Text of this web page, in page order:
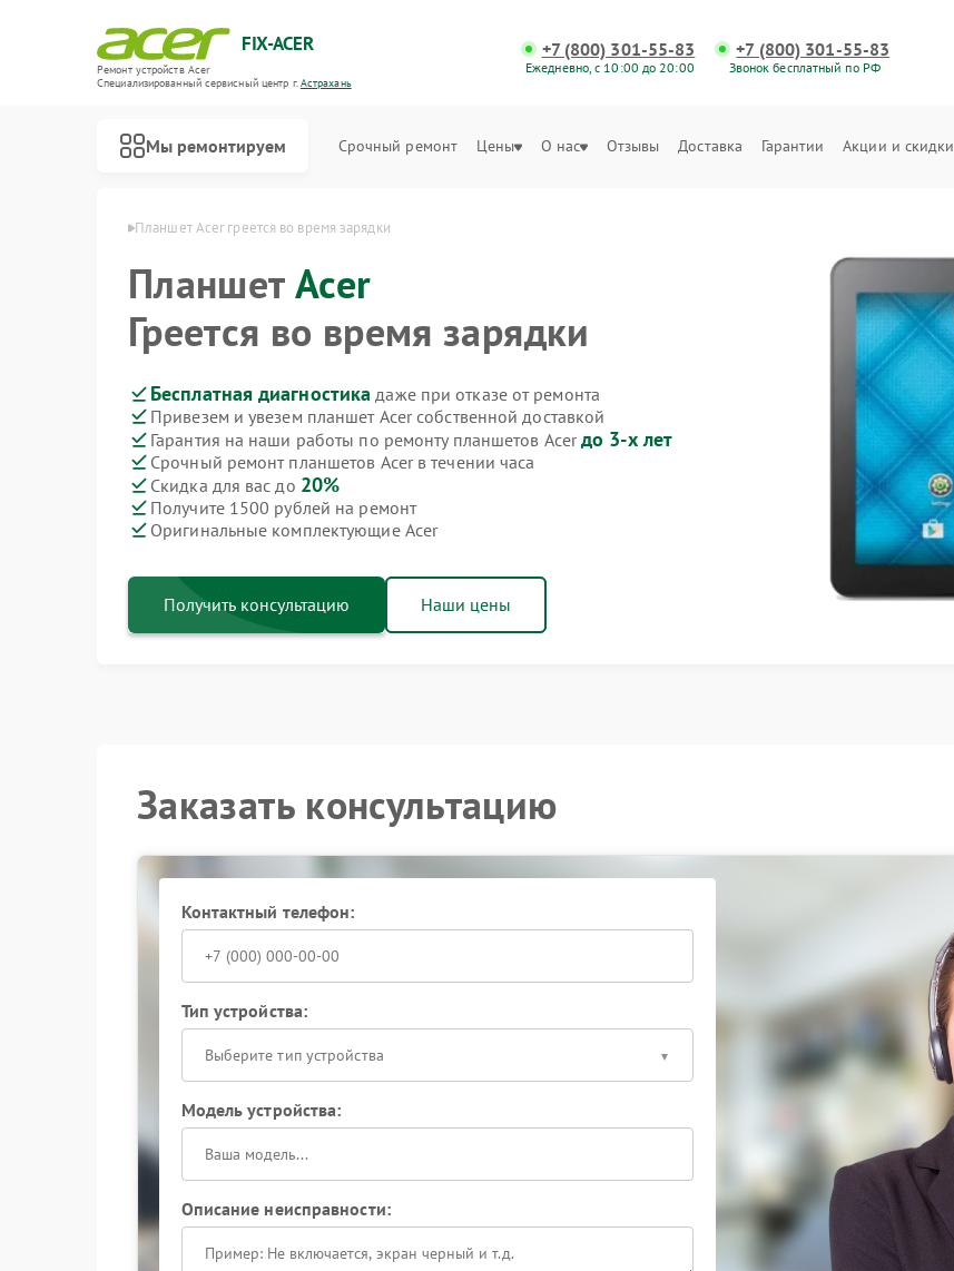
FIX-ACER
Ремонт устройств Acer
Специализированный cервисный центр г.Астрахань
+7 (800) 301-55-83
Ежедневно, с 10:00 до 20:00
+7 (800) 301-55-83
Звонок бесплатный по РФ
Мы ремонтируем Срочный ремонт Цены О нас Отзывы Доставка Гарантии Акции и скидки
Acer в Астрахани Планшет Acer греется во время зарядки
ПланшетAcer
Греется во время зарядки
Бесплатная диагностика даже при отказе от ремонта
Привезем и увезем планшет Acer собственной доставкой
Гарантия на наши работы по ремонту планшетов Acerдо 3-х лет
Срочный ремонт планшетов Acer в течении часа
Скидка для вас до 20%
Получите 1500 рублей на ремонт
Оригинальные комплектующие Acer
Получить консультацию Наши цены
Заказать консультацию
Контактный телефон:
Тип устройства:
Выберите тип устройства
Модель устройства:
Описание неисправности: